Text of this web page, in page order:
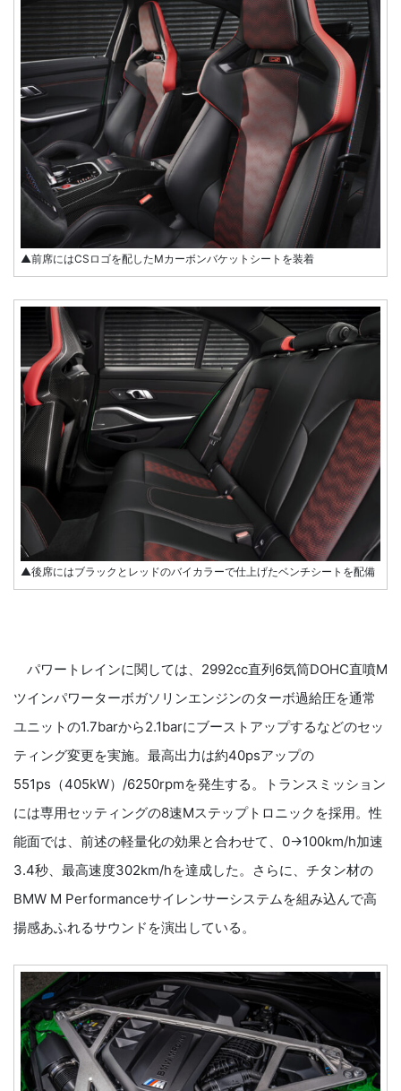
▲前席にはCSロゴを配したMカーボンバケットシートを装着
▲後席にはブラックとレッドのバイカラーで仕上げたベンチシートを配備
パワートレインに関しては、2992cc直列6気筒DOHC直噴M
ツインパワーターボガソリンエンジンのターボ過給圧を通常
ユニットの1.7barから2.1barにブーストアップするなどのセッ
ティング変更を実施。最高出力は約40psアップの
551ps（405kW）/6250rpmを発生する。トランスミッション
には専用セッティングの8速Mステップトロニックを採用。性
能面では、前述の軽量化の効果と合わせて、0→100km/h加速
3.4秒、最高速度302km/hを達成した。さらに、チタン材の
BMW M Performanceサイレンサーシステムを組み込んで高
揚感あふれるサウンドを演出している。